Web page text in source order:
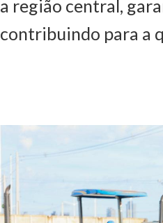
a região central,
contribuindo para a